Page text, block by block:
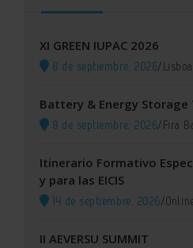
XI GREEN IUPAC 2026
8 de septiembre, 2026/
Battery & Energy Storage
8 de septiembre, 2026/Fira
Itinerario Formativo
y para las EICIS
14 de septiembre, 2026/
II AEVERSU SUMMIT